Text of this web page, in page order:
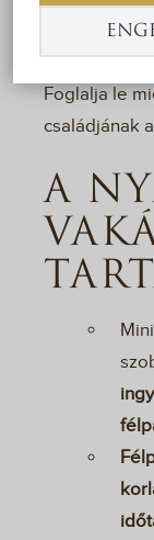
Fesztivál
Foglalja le
családjának
A